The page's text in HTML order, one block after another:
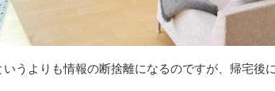
いうよりも情報の断捨離になるのですが、帰宅後